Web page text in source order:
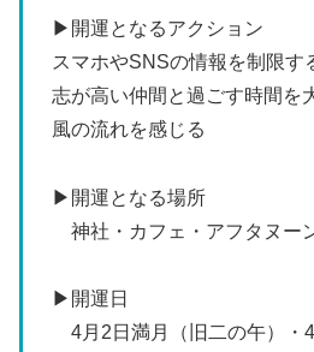
▶開運となるアクション
スマホやSNSの情報を制限す
志が高い仲間と過ごす時間を
風の流れを感じる
▶開運となる場所
神社・カフェ・アフタヌー
▶開運日
4月2日満月（旧二の午）・